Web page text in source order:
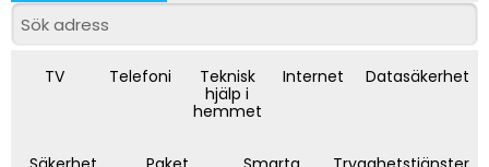
TV Telefoni
Teknisk
hjälp i
hemmet
Internet Datasäkerhet